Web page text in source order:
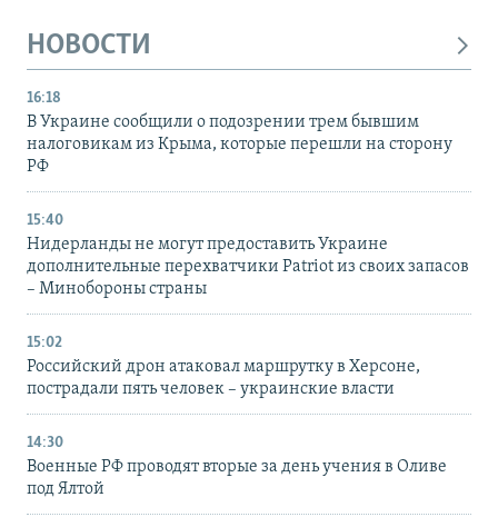
НОВОСТИ
16:18
В Украине сообщили о подозрении трем бывшим
налоговикам из Крыма, которые перешли на сторону
РФ
15:40
Нидерланды не могут предоставить Украине
дополнительные перехватчики Patriot из своих запасов
– Минобороны страны
15:02
Российский дрон атаковал маршрутку в Херсоне,
пострадали пять человек – украинские власти
14:30
Военные РФ проводят вторые за день учения в Оливе
под Ялтой